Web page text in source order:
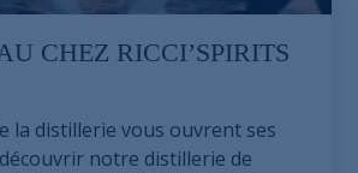
CHEZ RICCI’SPIRITS
la distillerie vous ouvrent ses
notre distillerie de